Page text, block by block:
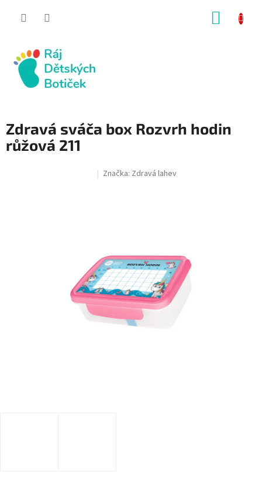
Zdravá sváča box Rozvrh hodin
růžová 211
Značka: Zdravá lahev